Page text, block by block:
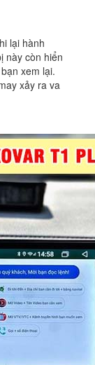
lại hành
này còn hiển
xem lại.
xảy ra va